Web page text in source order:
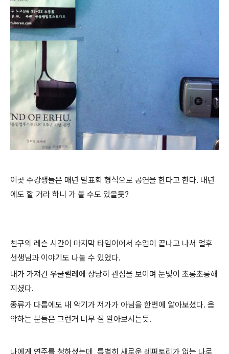
이곳 수강생들은 매년 발표회 형식으로 공연을 한다고 한다. 내년
에도 할 거라 하니 가 볼 수도 있을듯?
친구의 레슨 시간이 마지막 타임이어서 수업이 끝나고 나서 얼후
선생님과 이야기도 나눌 수 있었다.
내가 가져간 우쿨렐레에 상당히 관심을 보이며 눈빛이 초롱초롱해
지셨다.
종류가 다름에도 내 악기가 저가가 아님을 한번에 알아보셨다. 음
악하는 분들은 그런거 너무 잘 알아보시는듯.
나에게 연주를 청하셨는데, 특별히 새로운 레퍼토리가 없는 나로